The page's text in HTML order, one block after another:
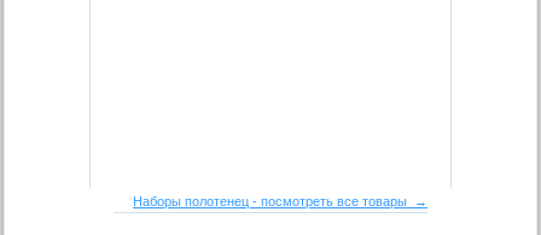
Наборы полотенец - посмотреть все товары →